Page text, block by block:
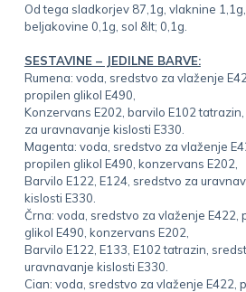
Od tega sladkorjev 87,1g, vlaknine 1,1g,
beljakovine 0,1g, sol &lt; 0,1g.
SESTAVINE – JEDILNE BARVE:
Rumena: voda, sredstvo za vlaženje
propilen glikol E490,
Konzervans E202, barvilo E102
za uravnavanje kislosti E330.
Magenta: voda, sredstvo za vlaženje
propilen glikol E490, konzervans E202,
Barvilo E122, E124, sredstvo za
kislosti E330.
Črna: voda, sredstvo za vlaženje E422,
glikol E490, konzervans E202,
Barvilo E122, E133, E102 tatrazin,
uravnavanje kislosti E330.
Cian: voda, sredstvo za vlaženje E422,